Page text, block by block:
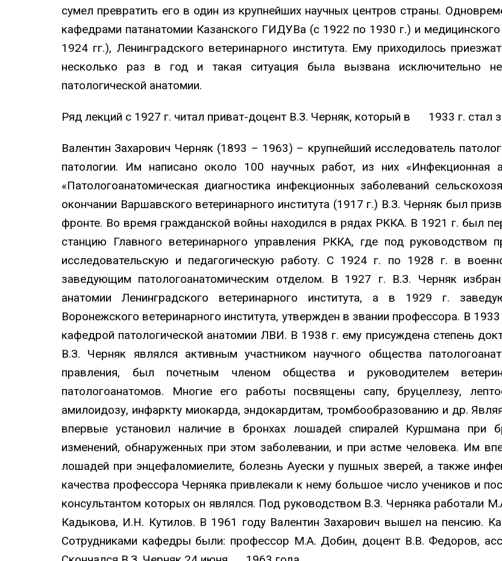
сумел превратить его в один из крупнейших научных центров страны.
кафедрами патанатомии Казанского ГИДУВа (с 1922 по 1930 г.) и медицинского
1924 гг.), Ленинградского ветеринарного института. Ему приходилось
несколько раз в год и такая ситуация была вызвана исключительно
патологической анатомии.
Ряд лекций с 1927 г. читал приват-доцент В.З. Черняк, который в 1933 г.
Валентин Захарович Черняк (1893 – 1963) – крупнейший исследователь
патологии. Им написано около 100 научных работ, из них «Инфекционная
«Патологоанатомическая диагностика инфекционных заболеваний
окончании Варшавского ветеринарного института (1917 г.) В.З. Черняк был
фронте. Во время гражданской войны находился в рядах РККА. В 1921 г. был
станцию Главного ветеринарного управления РККА, где под
исследовательскую и педагогическую работу. С 1924 г. по 1928 г. в
заведующим патологоанатомическим отделом. В 1927 г. В.З. Черняк
анатомии Ленинградского ветеринарного института, а в 1929 г.
Воронежского ветеринарного института, утвержден в звании профессора. В
кафедрой патологической анатомии ЛВИ. В 1938 г. ему присуждена степень
В.З. Черняк являлся активным участником научного общества
правления, был почетным членом общества и руководителем
патологоанатомов. Многие его работы посвящены сапу, бруцеллезу,
амилоидозу, инфаркту миокарда, эндокардитам, тромбообразованию и др.
впервые установил наличие в бронхах лошадей спиралей Куршмана при
изменений, обнаруженных при этом заболевании, и при астме человека. Им
лошадей при энцефаломиелите, болезнь Ауески у пушных зверей, а также
качества профессора Черняка привлекали к нему большое число учеников и
консультантом которых он являлся. Под руководством В.З. Черняка
Кадыкова, И.Н. Кутилов. В 1961 году Валентин Захарович вышел на пенсию.
Сотрудниками кафедры были: профессор М.А. Добин, доцент В.В. Федоров,